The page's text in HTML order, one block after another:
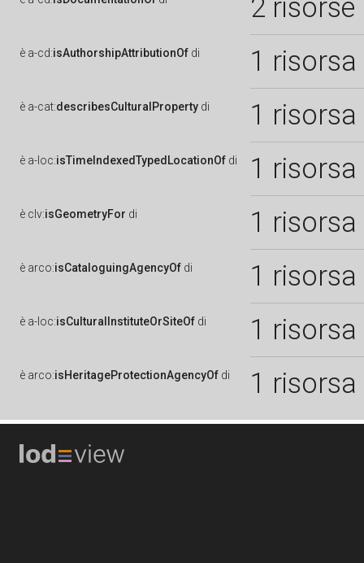
2 risorse
è a-cd:isAuthorshipAttributionOf di 1 risorsa
è a-cat:describesCulturalProperty di 1 risorsa
è a-loc:isTimeIndexedTypedLocationOf di 1 risorsa
è clv:isGeometryFor di 1 risorsa
è arco:isCataloguingAgencyOf di 1 risorsa
è a-loc:isCulturalInstituteOrSiteOf di 1 risorsa
è arco:isHeritageProtectionAgencyOf di 1 risorsa